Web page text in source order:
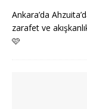
Ankara’da
zarafet ve
🩷